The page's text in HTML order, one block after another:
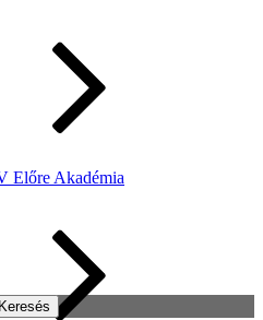
Előre Akadémia